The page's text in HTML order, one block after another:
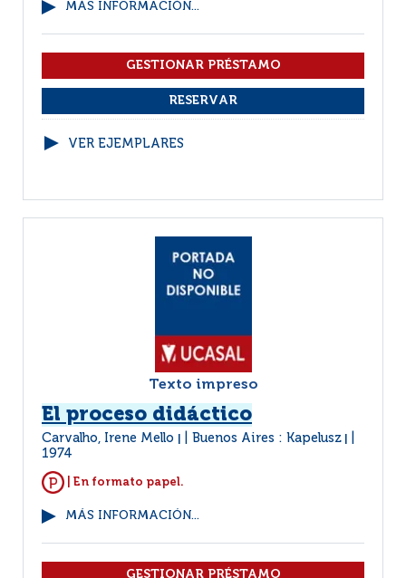
MÁS INFORMACIÓN...
VER EJEMPLARES
Texto impreso
El proceso didáctico
Carvalho, Irene Mello Buenos Aires : Kapelusz
1974
| En formato papel.
MÁS INFORMACIÓN...